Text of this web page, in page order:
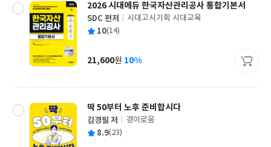
2026 시대에듀 한국자산관리공사 통합기본서
글
쓴
SDC 편저
출
사
시대고시기획 시대교육
평 10(14)
가
21,600원 10%
딱 50부터 노후 준비합시다
글
쓴
김경필 저
출
경이로움
평 8.9(23)